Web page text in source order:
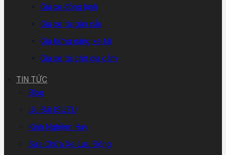
Giá xe đông lạnh
Giá xe tải gắn cẩu
Giá bửng nâng xe tải
Giá xe tải chở gia cầm
TIN TỨC
Blog
Ưu Đãi ISUZU
Kinh Nghiệm Hay
Sửa Chữa Xe Lưu Động